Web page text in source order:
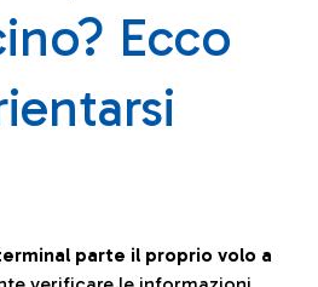
Ecco
parte il proprio volo a